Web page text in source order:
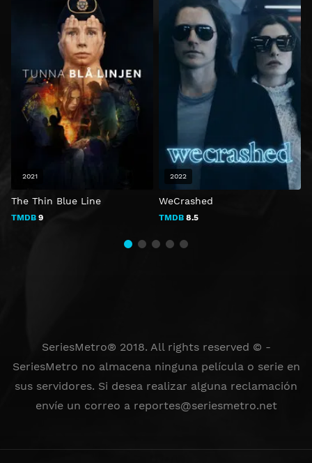
The Thin Blue Line
TMDB 9
2021
WeCrashed
TMDB 8.5
2022
SeriesMetro® 2018. All rights reserved © -
SeriesMetro no almacena ninguna película o serie en
sus servidores. Si desea realizar alguna reclamación
envíe un correo a reportes@seriesmetro.net